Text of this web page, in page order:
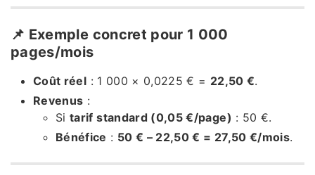
📌 Exemple concret pour 1 000
pages/mois
Coût réel : 1 000 × 0,0225 € = 22,50 €.
Revenus :
Sitarif standard (0,05 €/page) : 50 €.
Bénéfice : 50 € – 22,50 € = 27,50 €/mois.